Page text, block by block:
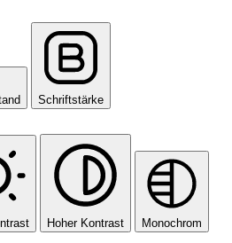
Schriftstärke
Hoher Kontrast Monochrom